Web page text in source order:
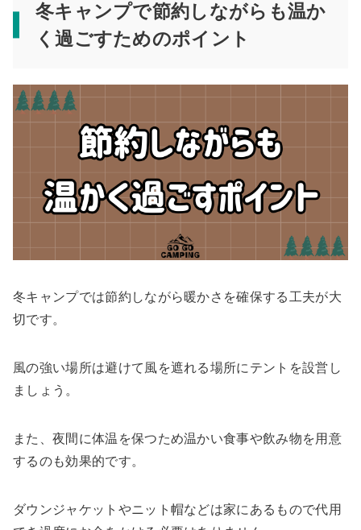
冬キャンプで節約しながらも温か
く過ごすためのポイント
冬キャンプでは節約しながら暖かさを確保する工夫が大
切です。
風の強い場所は避けて風を遮れる場所にテントを設営し
ましょう。
また、夜間に体温を保つため温かい食事や飲み物を用意
するのも効果的です。
ダウンジャケットやニット帽などは家にあるもので代用